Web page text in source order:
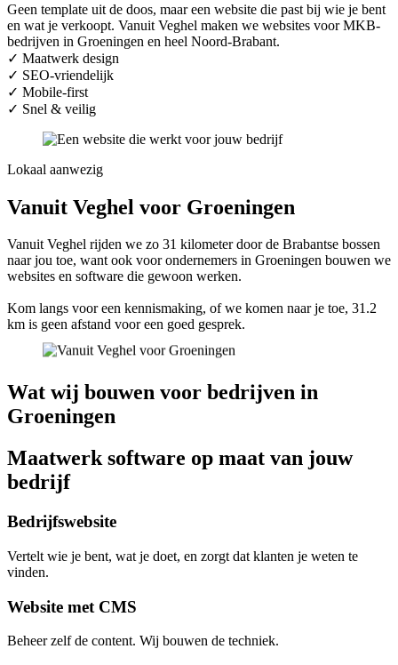
Geen template uit de doos, maar een website die past bij wie je bent
en wat je verkoopt. Vanuit Veghel maken we websites voor MKB-
bedrijven in Groeningen en heel Noord-Brabant.
✓ Maatwerk design
✓ SEO-vriendelijk
✓ Mobile-first
✓ Snel & veilig
Lokaal aanwezig
Vanuit Veghel voor Groeningen
Vanuit Veghel rijden we zo 31 kilometer door de Brabantse bossen
naar jou toe, want ook voor ondernemers in Groeningen bouwen we
websites en software die gewoon werken.
Kom langs voor een kennismaking, of we komen naar je toe, 31.2
km is geen afstand voor een goed gesprek.
Wat wij bouwen voor bedrijven in
Groeningen
Maatwerk software op maat van jouw
bedrijf
Bedrijfswebsite
Vertelt wie je bent, wat je doet, en zorgt dat klanten je weten te
vinden.
Website met CMS
Beheer zelf de content. Wij bouwen de techniek.